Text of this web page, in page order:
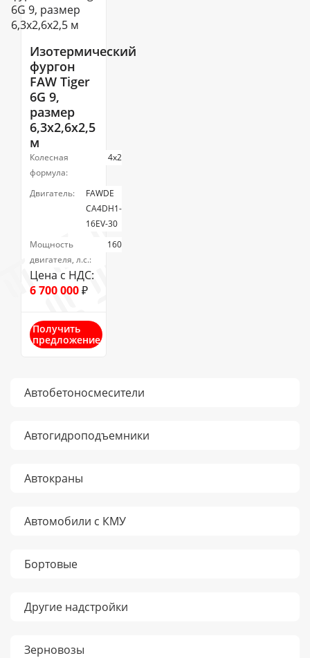
Изотермический
фургон
FAW Tiger
6G 9,
размер
6,3x2,6x2,5
м
Колесная
формула:
4х2
Двигатель:
FAWDE
CA4DH1-
16EV-30
Мощность
двигателя, л.с.:
160
Цена с НДС:
6 700 000₽
Получить
предложение
Автобетоносмесители
Автогидроподъемники
Автокраны
Автомобили с КМУ
Бортовые
Другие надстройки
Зерновозы